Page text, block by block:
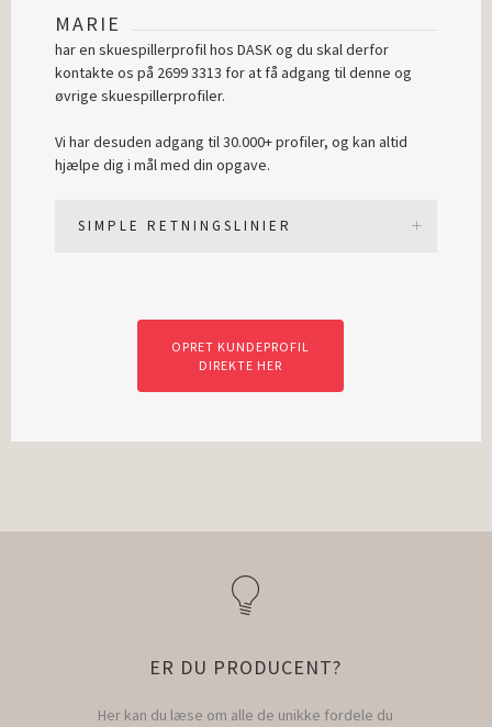
MARIE
har en skuespillerprofil hos DASK og du skal derfor
kontakte os på 2699 3313 for at få adgang til denne og
øvrige skuespillerprofiler.
Vi har desuden adgang til 30.000+ profiler, og kan altid
hjælpe dig i mål med din opgave.
SIMPLE RETNINGSLINIER
OPRET KUNDEPROFIL
DIREKTE HER
ER DU PRODUCENT?
Her kan du læse om alle de unikke fordele du